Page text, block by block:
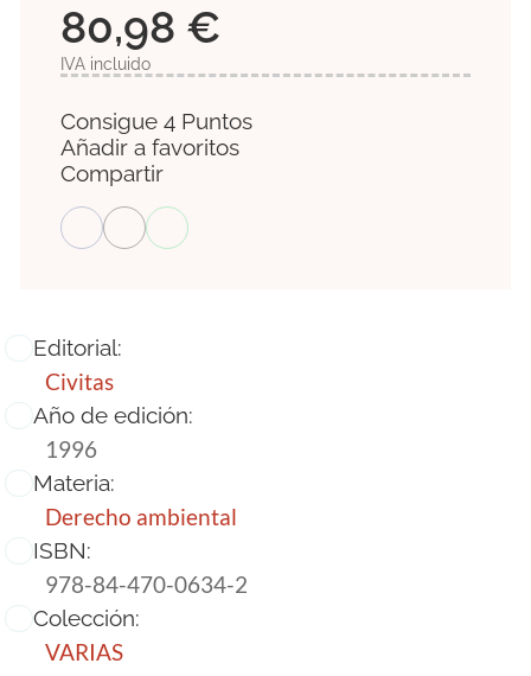
Editorial:
Civitas
Año de edición:
1996
Materia:
Derecho ambiental
ISBN:
978-84-470-0634-2
Colección:
VARIAS
80,98 €
IVA incluido
Consigue 4 Puntos
Añadir a favoritos
Compartir